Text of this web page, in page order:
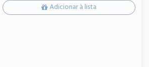
Adicionar à lista